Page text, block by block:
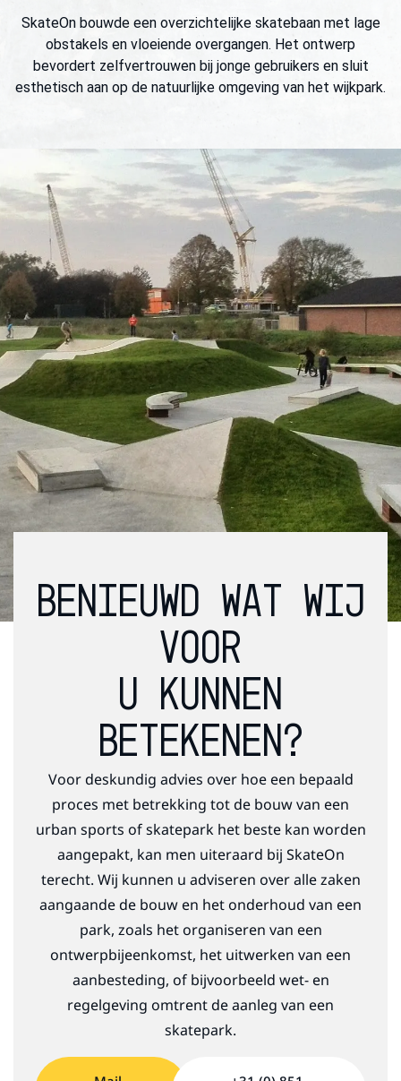
SkateOn bouwde een overzichtelijke skatebaan met lage
obstakels en vloeiende overgangen. Het ontwerp
bevordert zelfvertrouwen bij jonge gebruikers en sluit
esthetisch aan op de natuurlijke omgeving van het wijkpark.
BENIEUWD WAT WIJ
VOOR
U KUNNEN
BETEKENEN?
Voor deskundig advies over hoe een bepaald
proces met betrekking tot de bouw van een
urban sports of skatepark het beste kan worden
aangepakt, kan men uiteraard bij SkateOn
terecht. Wij kunnen u adviseren over alle zaken
aangaande de bouw en het onderhoud van een
park, zoals het organiseren van een
ontwerpbijeenkomst, het uitwerken van een
aanbesteding, of bijvoorbeeld wet- en
regelgeving omtrent de aanleg van een
skatepark.